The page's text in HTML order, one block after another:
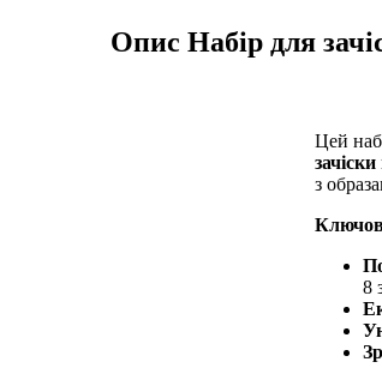
Опис Набір для
Цей
зачіски
з
8